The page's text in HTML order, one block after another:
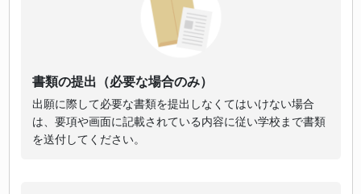
書類の提出（必要な場合のみ）
出願に際して必要な書類を提出しなくてはいけない場合
は、要項や画面に記載されている内容に従い学校まで書類
を送付してください。